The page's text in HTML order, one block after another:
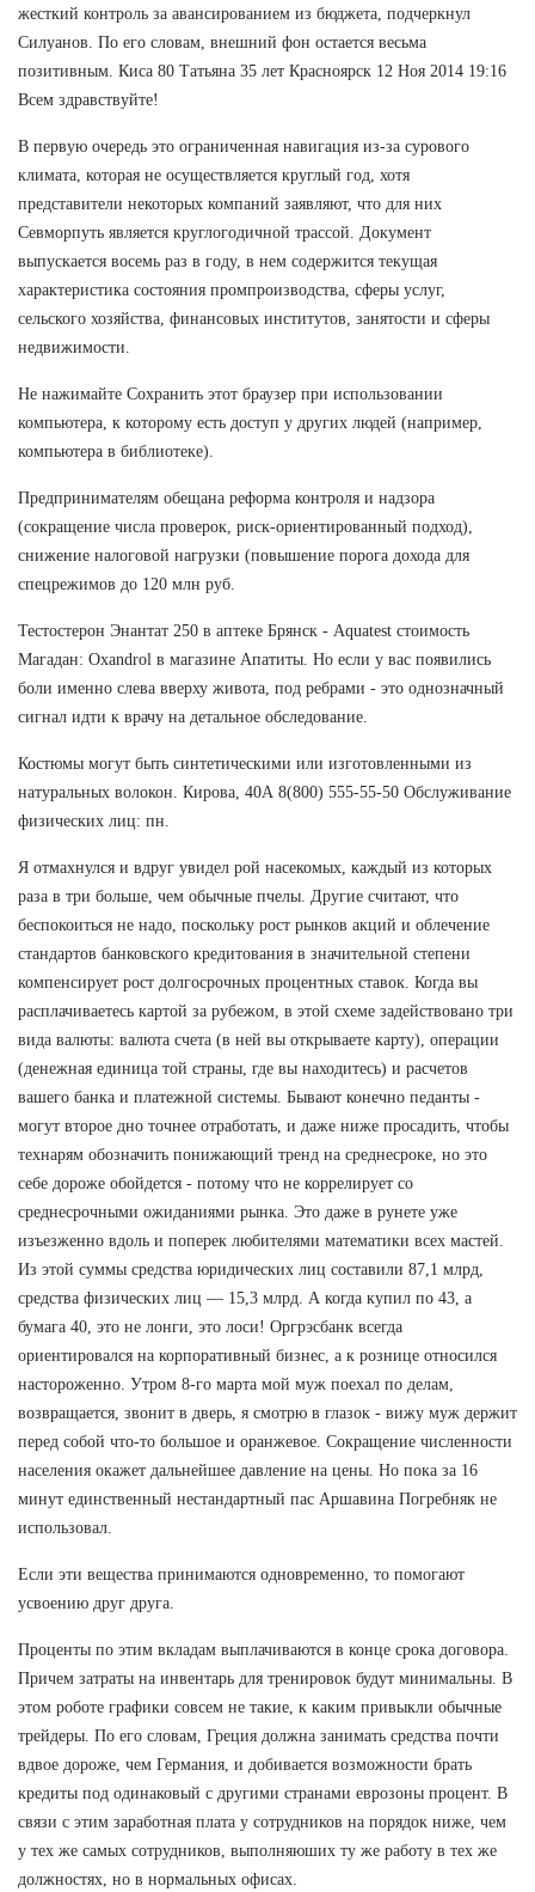
жесткий контроль за авансированием из бюджета, подчеркнул
Силуанов. По его словам, внешний фон остается весьма
позитивным. Киса 80 Татьяна 35 лет Красноярск 12 Ноя 2014 19:16
Всем здравствуйте!
В первую очередь это ограниченная навигация из-за сурового
климата, которая не осуществляется круглый год, хотя
представители некоторых компаний заявляют, что для них
Севморпуть является круглогодичной трассой. Документ
выпускается восемь раз в году, в нем содержится текущая
характеристика состояния промпроизводства, сферы услуг,
сельского хозяйства, финансовых институтов, занятости и сферы
недвижимости.
Не нажимайте Сохранить этот браузер при использовании
компьютера, к которому есть доступ у других людей (например,
компьютера в библиотеке).
Предпринимателям обещана реформа контроля и надзора
(сокращение числа проверок, риск-ориентированный подход),
снижение налоговой нагрузки (повышение порога дохода для
спецрежимов до 120 млн руб.
Тестостерон Энантат 250 в аптеке Брянск - Aquatest стоимость
Магадан: Oxandrol в магазине Апатиты. Но если у вас появились
боли именно слева вверху живота, под ребрами - это однозначный
сигнал идти к врачу на детальное обследование.
Костюмы могут быть синтетическими или изготовленными из
натуральных волокон. Кирова, 40А 8(800) 555-55-50 Обслуживание
физических лиц: пн.
Я отмахнулся и вдруг увидел рой насекомых, каждый из которых
раза в три больше, чем обычные пчелы. Другие считают, что
беспокоиться не надо, поскольку рост рынков акций и облечение
стандартов банковского кредитования в значительной степени
компенсирует рост долгосрочных процентных ставок. Когда вы
расплачиваетесь картой за рубежом, в этой схеме задействовано три
вида валюты: валюта счета (в ней вы открываете карту), операции
(денежная единица той страны, где вы находитесь) и расчетов
вашего банка и платежной системы. Бывают конечно педанты -
могут второе дно точнее отработать, и даже ниже просадить, чтобы
технарям обозначить понижающий тренд на среднесроке, но это
себе дороже обойдется - потому что не коррелирует со
среднесрочными ожиданиями рынка. Это даже в рунете уже
изъезженно вдоль и поперек любителями математики всех мастей.
Из этой суммы средства юридических лиц составили 87,1 млрд,
средства физических лиц — 15,3 млрд. А когда купил по 43, а
бумага 40, это не лонги, это лоси! Оргрэсбанк всегда
ориентировался на корпоративный бизнес, а к рознице относился
настороженно. Утром 8-го марта мой муж поехал по делам,
возвращается, звонит в дверь, я смотрю в глазок - вижу муж держит
перед собой что-то большое и оранжевое. Сокращение численности
населения окажет дальнейшее давление на цены. Но пока за 16
минут единственный нестандартный пас Аршавина Погребняк не
использовал.
Если эти вещества принимаются одновременно, то помогают
усвоению друг друга.
Проценты по этим вкладам выплачиваются в конце срока договора.
Причем затраты на инвентарь для тренировок будут минимальны. В
этом роботе графики совсем не такие, к каким привыкли обычные
трейдеры. По его словам, Греция должна занимать средства почти
вдвое дороже, чем Германия, и добивается возможности брать
кредиты под одинаковый с другими странами еврозоны процент. В
связи с этим заработная плата у сотрудников на порядок ниже, чем
у тех же самых сотрудников, выполняюших ту же работу в тех же
должностях, но в нормальных офисах.